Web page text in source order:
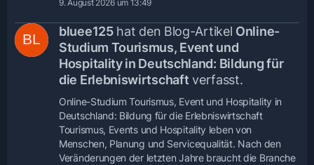
9. August 2026 um 13:49
bluee125hat den Blog-Artikel Online-
Studium Tourismus, Event und
Hospitality in Deutschland: Bildung für
die Erlebniswirtschaft verfasst.
Online-Studium Tourismus, Event und Hospitality in
Deutschland: Bildung für die Erlebniswirtschaft
Tourismus, Events und Hospitality leben von
Menschen, Planung und Servicequalität. Nach den
Veränderungen der letzten Jahre braucht die Branche